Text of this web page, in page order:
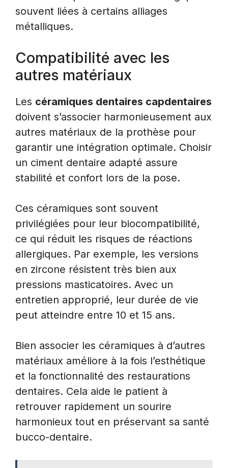
souvent liées à certains alliages
métalliques.
Compatibilité avec les
autres matériaux
Les céramiques dentaires capdentaires
doivent s’associer harmonieusement aux
autres matériaux de la prothèse pour
garantir une intégration optimale. Choisir
un ciment dentaire adapté assure
stabilité et confort lors de la pose.
Ces céramiques sont souvent
privilégiées pour leur biocompatibilité,
ce qui réduit les risques de réactions
allergiques. Par exemple, les versions
en zircone résistent très bien aux
pressions masticatoires. Avec un
entretien approprié, leur durée de vie
peut atteindre entre 10 et 15 ans.
Bien associer les céramiques à d’autres
matériaux améliore à la fois l’esthétique
et la fonctionnalité des restaurations
dentaires. Cela aide le patient à
retrouver rapidement un sourire
harmonieux tout en préservant sa santé
bucco-dentaire.